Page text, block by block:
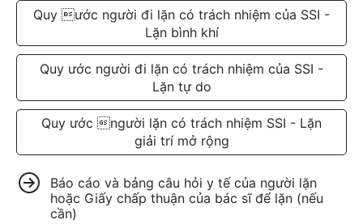
Quy ước người đi lặn có trách nhiệm của SSI -
Lặn bình khí
Quy ước người đi lặn có trách nhiệm của SSI -
Lặn tự do
Quy ước người lặn có trách nhiệm SSI - Lặn
giải trí mở rộng
Báo cáo và bảng câu hỏi y tế của người lặn
hoặc Giấy chấp thuận của bác sĩ để lặn (nếu
cần)